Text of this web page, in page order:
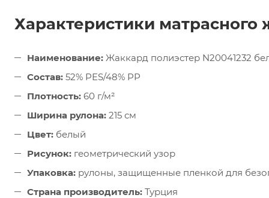
Характеристики матрасного
Наименование: Жаккард полиэстер N20041232
Состав: 52% PES/48% PP
Плотность: 60 г/м²
Ширина рулона: 215 см
Цвет: белый
Рисунок: геометрический узор
Упаковка: рулоны, защищенные пленкой для
Страна производитель: Турция